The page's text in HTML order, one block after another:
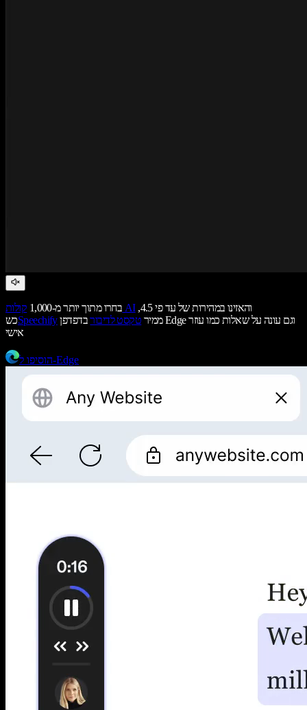
בחרו מתוך יותר מ-1,000 קולות AIוהאזינו במהירות של עד פי 4.5,
כשSpeechify ממיר טקסט לדיבורבדפדפן Edge וגם עונה על שאלות כמו עוזר
אישי
הוסיפו ל-Edge